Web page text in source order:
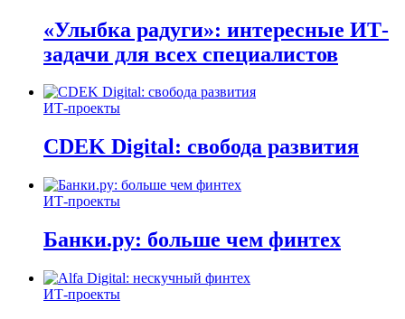
«Улыбка радуги»: интересные ИТ-
задачи для всех специалистов
ИТ-проекты
CDEK Digital: свобода развития
ИТ-проекты
Банки.ру: больше чем финтех
ИТ-проекты